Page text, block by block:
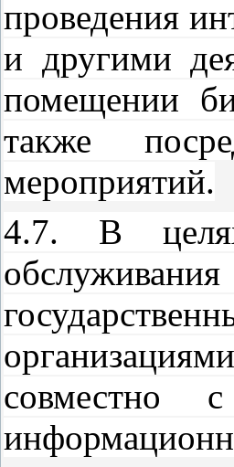
проведения
и другими
помещении
также
мероприятий.
4.7. В целях
обслуживания
совместно